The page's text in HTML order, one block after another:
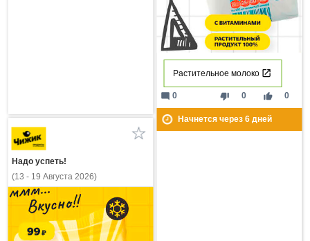
Растительное молоко
thumb_down 0 thumb_up 0
mode_comment 0
Начнется через 6дней
Надо успеть!
(13 - 19 Августа 2026)